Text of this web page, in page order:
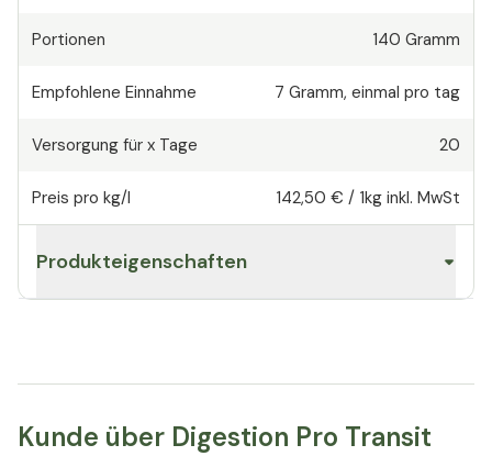
Portionen 140 Gramm
Empfohlene Einnahme 7 Gramm, einmal pro tag
Versorgung für x Tage 20
Preis pro kg/l 142,50 € / 1kg inkl. MwSt
Produkteigenschaften
Kunde über Digestion Pro Transit